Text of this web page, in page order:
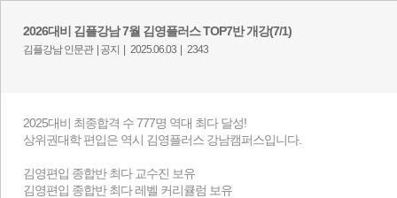
2026대비 김플강남 7월 김영플러스 TOP7반 개강(7/1)
김플강남 인문관 | 공지 | 2025.06.03 | 2343
2025대비 최종합격 수 777명 역대 최다 달성!
상위권대학 편입은 역시 김영플러스 강남캠퍼스입니다.
김영편입 종합반 최다 교수진 보유
김영편입 종합반 최다 레벨 커리큘럼 보유